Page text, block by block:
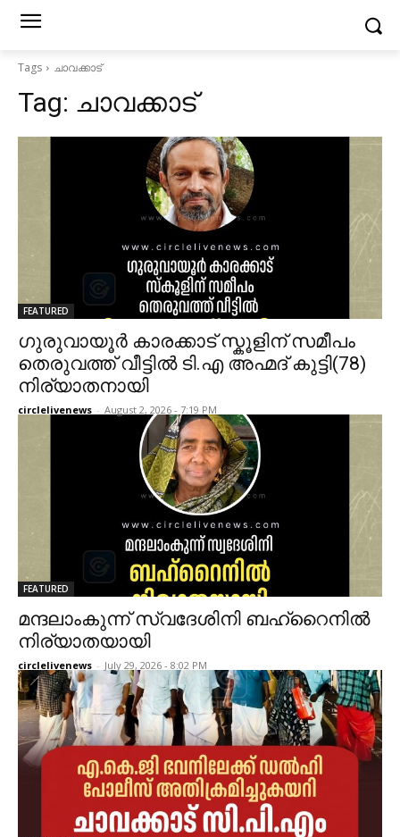
Tags ചാവക്കാട്
Tag: ചാവക്കാട്
FEATURED
ഗുരുവായൂർ കാരക്കാട് സ്കൂളിന് സമീപം
തെരുവത്ത് വീട്ടിൽ ടി.എ അഹ്മദ് കുട്ടി(78)
നിര്യാതനായി
circlelivenews - August 2, 2026 - 7:19 PM
FEATURED
മന്ദലാംകുന്ന് സ്വദേശിനി ബഹ്റൈനിൽ
നിര്യാതയായി
circlelivenews - July 29, 2026 - 8:02 PM